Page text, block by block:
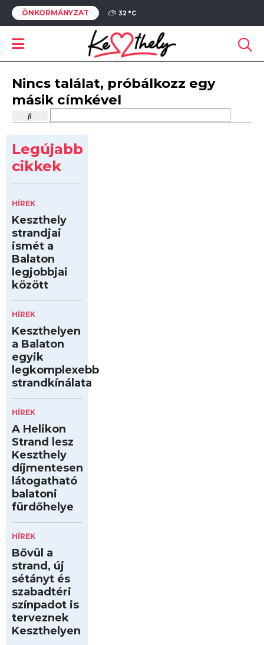
ÖNKORMÁNYZAT 32 °C
Nincs találat, próbálkozz egy
másik címkével
Legújabb
cikkek
HÍREK
Keszthely
strandjai
ismét a
Balaton
legjobbjai
között
HÍREK
Keszthelyen
a Balaton
egyik
legkomplexebb
strandkínálata
HÍREK
A Helikon
Strand lesz
Keszthely
díjmentesen
látogatható
balatoni
fürdőhelye
HÍREK
Bővül a
strand, új
sétányt és
szabadtéri
színpadot is
terveznek
Keszthelyen